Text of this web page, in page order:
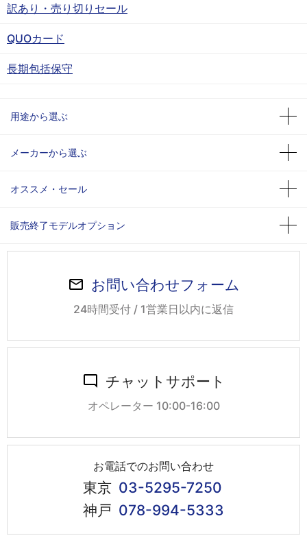
訳あり・売り切りセール
QUOカード
長期包括保守
用途から選ぶ
メーカーから選ぶ
オススメ・セール
販売終了モデルオプション
お問い合わせフォーム
24時間受付 / 1営業日以内に返信
チャットサポート
オペレーター 10:00-16:00
お電話でのお問い合わせ
東京 03-5295-7250
神戸 078-994-5333